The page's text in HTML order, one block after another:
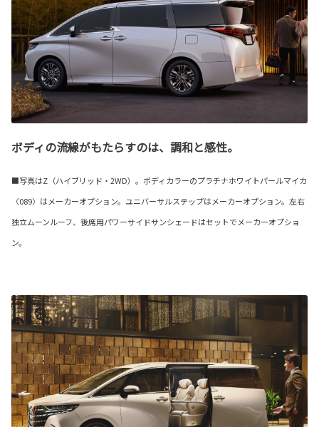
ボディの流線がもたらすのは、調和と感性。
■写真はZ（ハイブリッド・2WD）。ボディカラーのプラチナホワイトパールマイカ
〈089〉はメーカーオプション。ユニバーサルステップはメーカーオプション。左右
独立ムーンルーフ、後席用パワーサイドサンシェードはセットでメーカーオプショ
ン。